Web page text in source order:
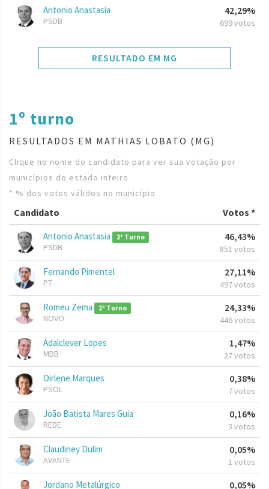
Antonio Anastasia
PSDB
42,29%
699 votos
RESULTADO EM MG
1º turno
RESULTADOS EM MATHIAS LOBATO (MG)
Clique no nome do candidato para ver sua votação por
municípios do estado inteiro
* % dos votos válidos no município
Candidato Votos *
Antonio Anastasia 2º Turno
PSDB
46,43%
851 votos
Fernando Pimentel
PT
27,11%
497 votos
Romeu Zema 2º Turno
NOVO
24,33%
446 votos
Adalclever Lopes
MDB
1,47%
27 votos
Dirlene Marques
PSOL
0,38%
7 votos
João Batista Mares Guia
REDE
0,16%
3 votos
Claudiney Dulim
AVANTE
0,05%
1 votos
Jordano Metalúrgico 0,05%